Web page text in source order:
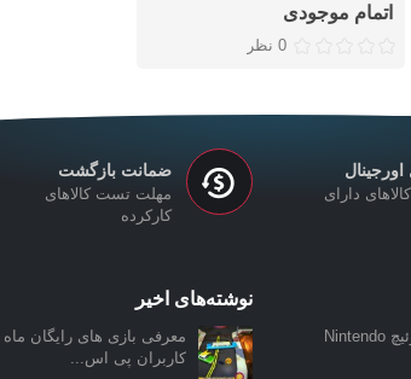
اتمام موجودی
0 نظر
دارای
ضمانت بازگشت
مهلت تست کالاهای
کارکرده
دسته بازی نینتندو سوئیچ Nintendo
نوشته‌های اخیر
معرفی بازی‌ های رایگان ماه
کاربران پی اس...